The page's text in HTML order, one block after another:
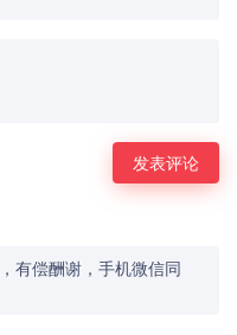
有偿酬谢，手机微信同